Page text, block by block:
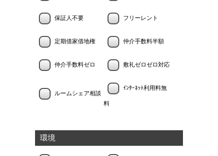
保証人不要 フリーレント
定期借家借地権 仲介手数料半額
仲介手数料ゼロ 敷礼ゼロゼロ対応
ルームシェア相談
ｲﾝﾀｰﾈｯﾄ利用料無
料
環境